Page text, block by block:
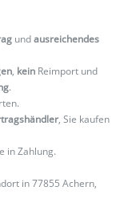
undausreichendes
, kein Reimport und
.
, Sie kaufen
in Zahlung.
in 77855 Achern,